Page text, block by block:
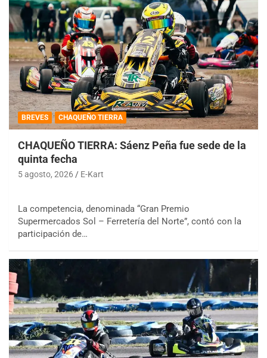
BREVES CHAQUEÑO TIERRA
CHAQUEÑO TIERRA: Sáenz Peña fue sede de la
quinta fecha
5 agosto, 2026 E-Kart
La competencia, denominada “Gran Premio
Supermercados Sol – Ferretería del Norte”, contó con la
participación de…